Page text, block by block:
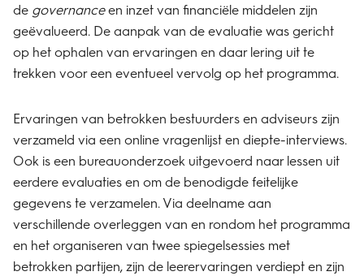
de governanceen inzet van financiële middelen zijn
geëvalueerd. De aanpak van de evaluatie was gericht
op het ophalen van ervaringen en daar lering uit te
trekken voor een eventueel vervolg op het programma.
Ervaringen van betrokken bestuurders en adviseurs zijn
verzameld via een online vragenlijst en diepte-interviews.
Ook is een bureauonderzoek uitgevoerd naar lessen uit
eerdere evaluaties en om de benodigde feitelijke
gegevens te verzamelen. Via deelname aan
verschillende overleggen van en rondom het programma
en het organiseren van twee spiegelsessies met
betrokken partijen, zijn de leerervaringen verdiept en zijn